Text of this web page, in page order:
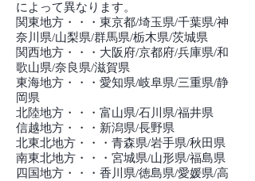
によって異なります。
関東地方・・・東京都/埼玉県/千葉県/神
奈川県/山梨県/群馬県/栃木県/茨城県
関西地方・・・大阪府/京都府/兵庫県/和
歌山県/奈良県/滋賀県
東海地方・・・愛知県/岐阜県/三重県/静
岡県
北陸地方・・・富山県/石川県/福井県
信越地方・・・新潟県/長野県
北東北地方・・・青森県/岩手県/秋田県
南東北地方・・・宮城県/山形県/福島県
四国地方・・・香川県/徳島県/愛媛県/高